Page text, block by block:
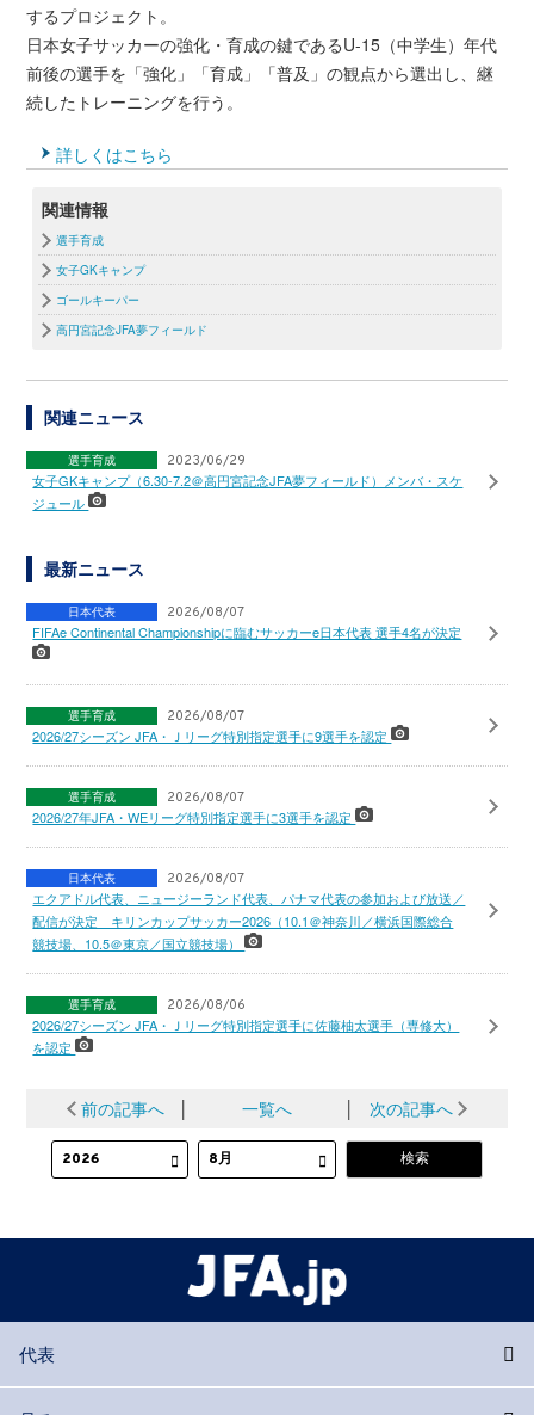
するプロジェクト。
日本女子サッカーの強化・育成の鍵であるU-15（中学生）年代
前後の選手を「強化」「育成」「普及」の観点から選出し、継
続したトレーニングを行う。
詳しくはこちら
関連情報
選手育成
女子GKキャンプ
ゴールキーパー
高円宮記念JFA夢フィールド
関連ニュース
選手育成 2023/06/29
女子GKキャンプ（6.30-7.2＠高円宮記念JFA夢フィールド）メンバ・スケ
ジュール
最新ニュース
日本代表 2026/08/07
FIFAe Continental Championshipに臨むサッカーe日本代表 選手4名が決定
選手育成 2026/08/07
2026/27シーズン JFA・Ｊリーグ特別指定選手に9選手を認定
選手育成 2026/08/07
2026/27年JFA・WEリーグ特別指定選手に3選手を認定
日本代表 2026/08/07
エクアドル代表、ニュージーランド代表、パナマ代表の参加および放送／
配信が決定 キリンカップサッカー2026（10.1＠神奈川／横浜国際総合
競技場、10.5＠東京／国立競技場）
選手育成 2026/08/06
2026/27シーズン JFA・Ｊリーグ特別指定選手に佐藤柚太選手（専修大）
を認定
前の記事へ │ 一覧へ │ 次の記事へ
代表